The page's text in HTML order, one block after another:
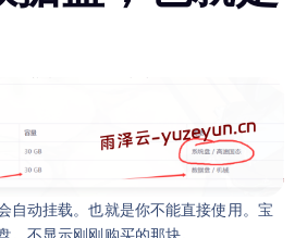
自动挂载。也就是你不能直接使用。宝
不显示刚刚购买的那块。